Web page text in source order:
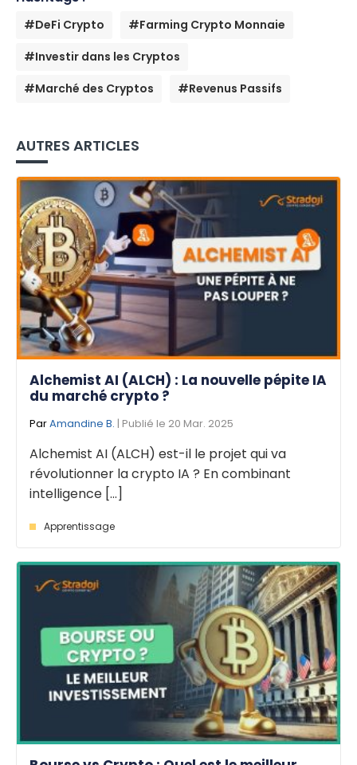
#DeFi Crypto
#Farming Crypto Monnaie
#Investir dans les Cryptos
#Marché des Cryptos
#Revenus Passifs
AUTRES ARTICLES
Alchemist AI (ALCH) : La nouvelle pépite IA
du marché crypto ?
ParAmandine B. | Publié le 20 Mar. 2025
Alchemist AI (ALCH) est-il le projet qui va
révolutionner la crypto IA ? En combinant
intelligence [...]
Apprentissage